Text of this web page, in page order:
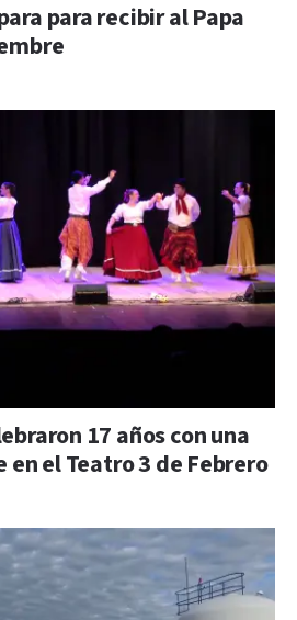
para recibir al Papa
17 años con una
el Teatro 3 de Febrero